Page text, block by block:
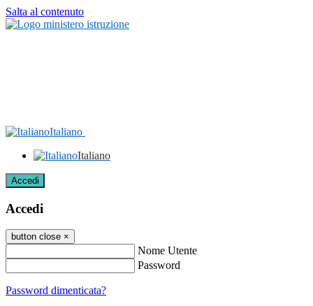
Salta al contenuto
Italiano
Italiano
Accedi
Accedi
button close ×
Nome Utente
Password
Password dimenticata?